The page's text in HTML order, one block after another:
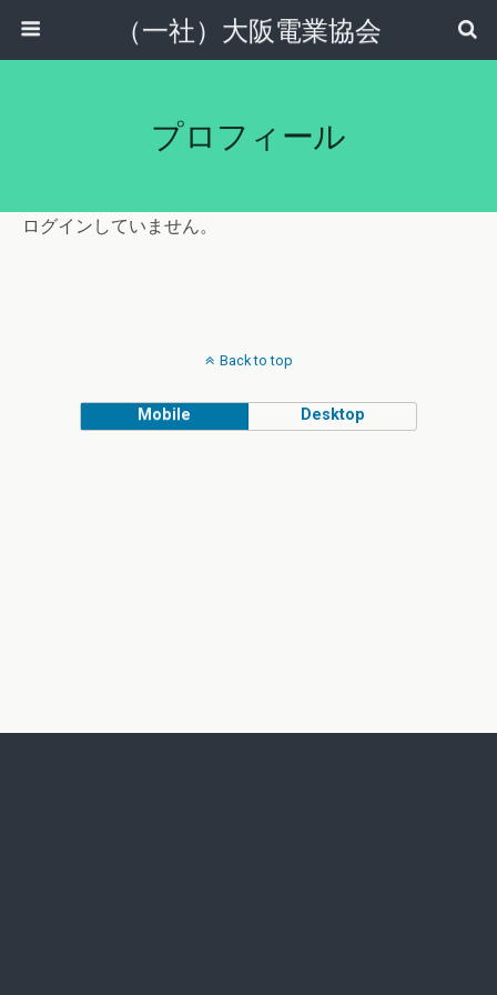
（一社）大阪電業協会
プロフィール
ログインしていません。
Back to top
Mobile Desktop